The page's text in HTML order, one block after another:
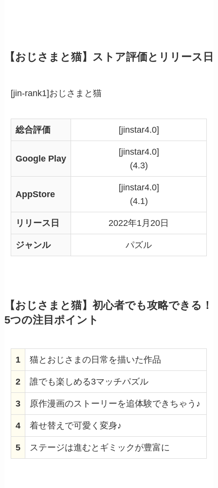
【おじさまと猫】ストア評価とリリース日
[jin-rank1]おじさまと猫
総合評価 [jinstar4.0]
Google Play
[jinstar4.0]
(4.3)
AppStore
[jinstar4.0]
(4.1)
リリース日 2022年1月20日
ジャンル パズル
【おじさまと猫】初心者でも攻略できる！
5つの注目ポイント
1 猫とおじさまの日常を描いた作品
2 誰でも楽しめる3マッチパズル
3 原作漫画のストーリーを追体験できちゃう♪
4 着せ替えで可愛く変身♪
5 ステージは進むとギミックが豊富に